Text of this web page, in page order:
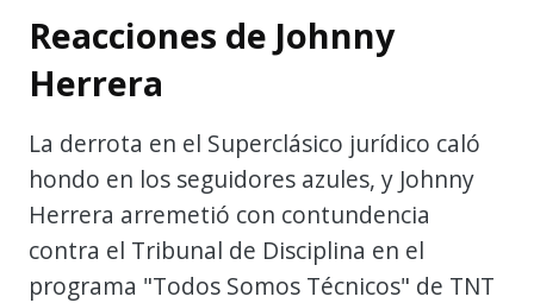
Reacciones de Johnny
Herrera
La derrota en el Superclásico jurídico caló
hondo en los seguidores azules, y Johnny
Herrera arremetió con contundencia
contra el Tribunal de Disciplina en el
programa "Todos Somos Técnicos" de TNT